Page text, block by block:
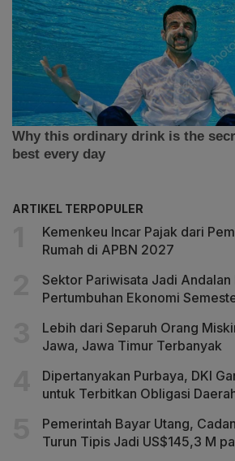
ARTIKEL TERPOPULER
Kemenkeu Incar Pajak dari
Rumah di APBN 2027
Sektor Pariwisata Jadi Andalan
Pertumbuhan Ekonomi
Lebih dari Separuh Orang
Jawa, Jawa Timur Terbanyak
Dipertanyakan Purbaya, DKI
untuk Terbitkan Obligasi
Pemerintah Bayar Utang,
Turun Tipis Jadi US$145,3 M